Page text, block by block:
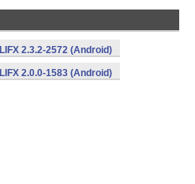
LIFX 2.3.2-2572 (Android)
LIFX 2.0.0-1583 (Android)